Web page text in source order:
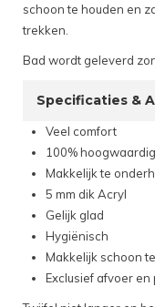
schoon te houden en
trekken.
Bad wordt geleverd
Specificaties &
Veel comfort
100%
Makkelijk te
5 mm dik Acryl
Gelijk glad
Hygiënisch
Makkelijk schoon
Exclusief afvoer en